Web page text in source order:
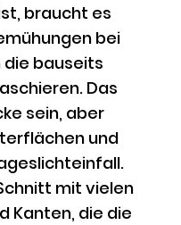
braucht es
bei
bauseits
Das
sein, aber
und
mit vielen
Kanten, die die